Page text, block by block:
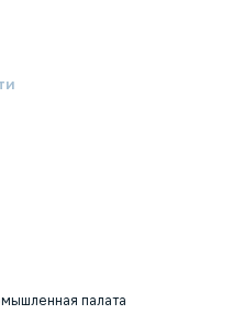
палата